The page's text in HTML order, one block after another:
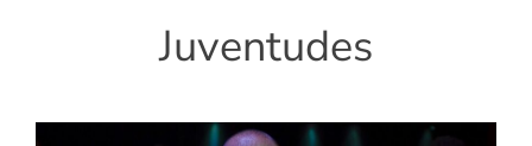
Juventudes